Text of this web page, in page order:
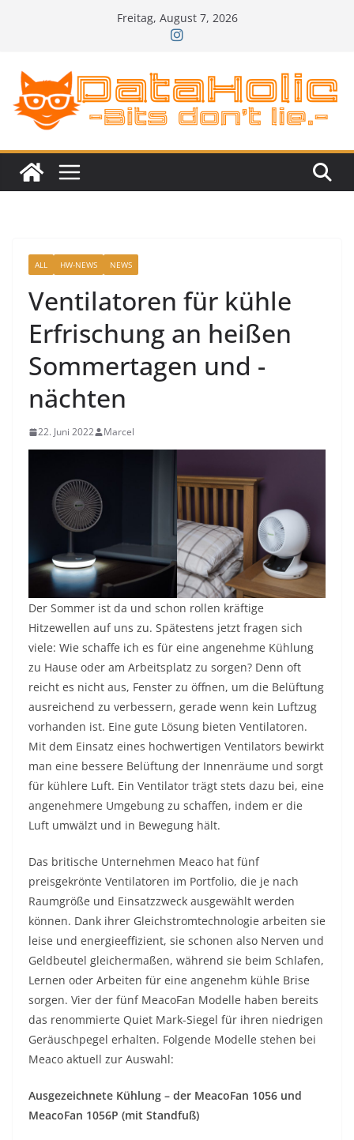
Freitag, August 7, 2026
ALL HW-NEWS NEWS
Ventilatoren für kühle
Erfrischung an heißen
Sommertagen und -
nächten
22. Juni 2022 Marcel
Der Sommer ist da und schon rollen kräftige
Hitzewellen auf uns zu. Spätestens jetzt fragen sich
viele: Wie schaffe ich es für eine angenehme Kühlung
zu Hause oder am Arbeitsplatz zu sorgen? Denn oft
reicht es nicht aus, Fenster zu öffnen, um die Belüftung
ausreichend zu verbessern, gerade wenn kein Luftzug
vorhanden ist. Eine gute Lösung bieten Ventilatoren.
Mit dem Einsatz eines hochwertigen Ventilators bewirkt
man eine bessere Belüftung der Innenräume und sorgt
für kühlere Luft. Ein Ventilator trägt stets dazu bei, eine
angenehmere Umgebung zu schaffen, indem er die
Luft umwälzt und in Bewegung hält.
Das britische Unternehmen Meaco hat fünf
preisgekrönte Ventilatoren im Portfolio, die je nach
Raumgröße und Einsatzzweck ausgewählt werden
können. Dank ihrer Gleichstromtechnologie arbeiten sie
leise und energieeffizient, sie schonen also Nerven und
Geldbeutel gleichermaßen, während sie beim Schlafen,
Lernen oder Arbeiten für eine angenehm kühle Brise
sorgen. Vier der fünf MeacoFan Modelle haben bereits
das renommierte Quiet Mark-Siegel für ihren niedrigen
Geräuschpegel erhalten. Folgende Modelle stehen bei
Meaco aktuell zur Auswahl:
Ausgezeichnete Kühlung – der MeacoFan 1056 und
MeacoFan 1056P (mit Standfuß)